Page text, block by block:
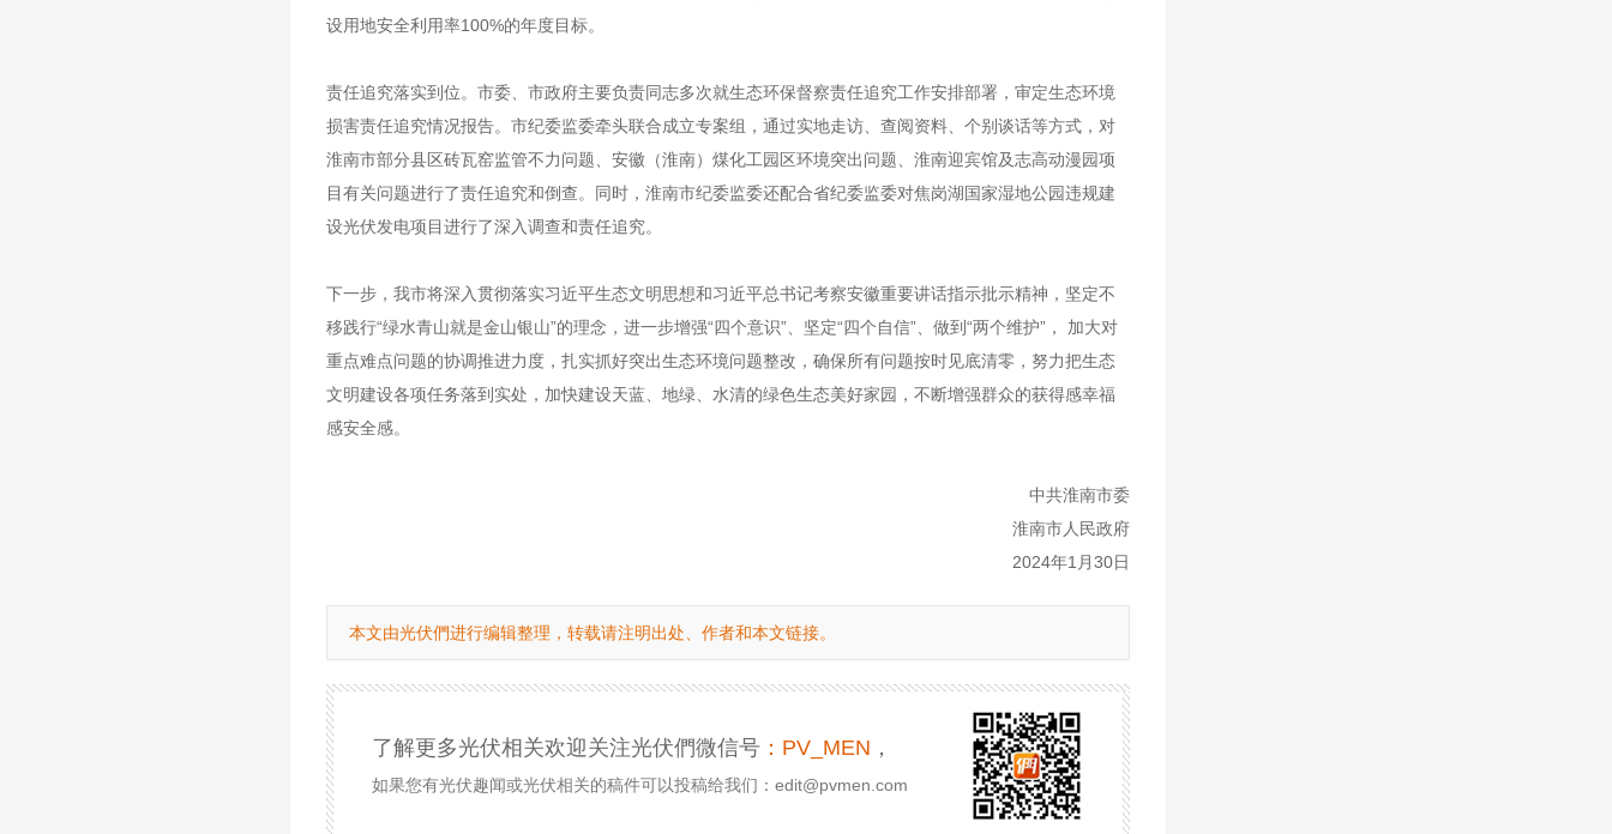
设用地安全利用率100%的年度目标。
责任追究落实到位。市委、市政府主要负责同志多次就生态环保督察责任追究工作安排部署，审定生态环境
损害责任追究情况报告。市纪委监委牵头联合成立专案组，通过实地走访、查阅资料、个别谈话等方式，对
淮南市部分县区砖瓦窑监管不力问题、安徽（淮南）煤化工园区环境突出问题、淮南迎宾馆及志高动漫园项
目有关问题进行了责任追究和倒查。同时，淮南市纪委监委还配合省纪委监委对焦岗湖国家湿地公园违规建
设光伏发电项目进行了深入调查和责任追究。
下一步，我市将深入贯彻落实习近平生态文明思想和习近平总书记考察安徽重要讲话指示批示精神，坚定不
移践行“绿水青山就是金山银山”的理念，进一步增强“四个意识”、坚定“四个自信”、做到“两个维护”， 加大对
重点难点问题的协调推进力度，扎实抓好突出生态环境问题整改，确保所有问题按时见底清零，努力把生态
文明建设各项任务落到实处，加快建设天蓝、地绿、水清的绿色生态美好家园，不断增强群众的获得感幸福
感安全感。
中共淮南市委
淮南市人民政府
2024年1月30日
本文由光伏們进行编辑整理，转载请注明出处、作者和本文链接。
了解更多光伏相关欢迎关注光伏們微信号 ：PV_MEN ，
如果您有光伏趣闻或光伏相关的稿件可以投稿给我们：edit@pvmen.com